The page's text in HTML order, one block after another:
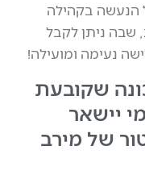
הנעשה בקהילה
שבה ניתן לקבל
נעימה ומועילה!
שקובעת
יישאר
של מירב